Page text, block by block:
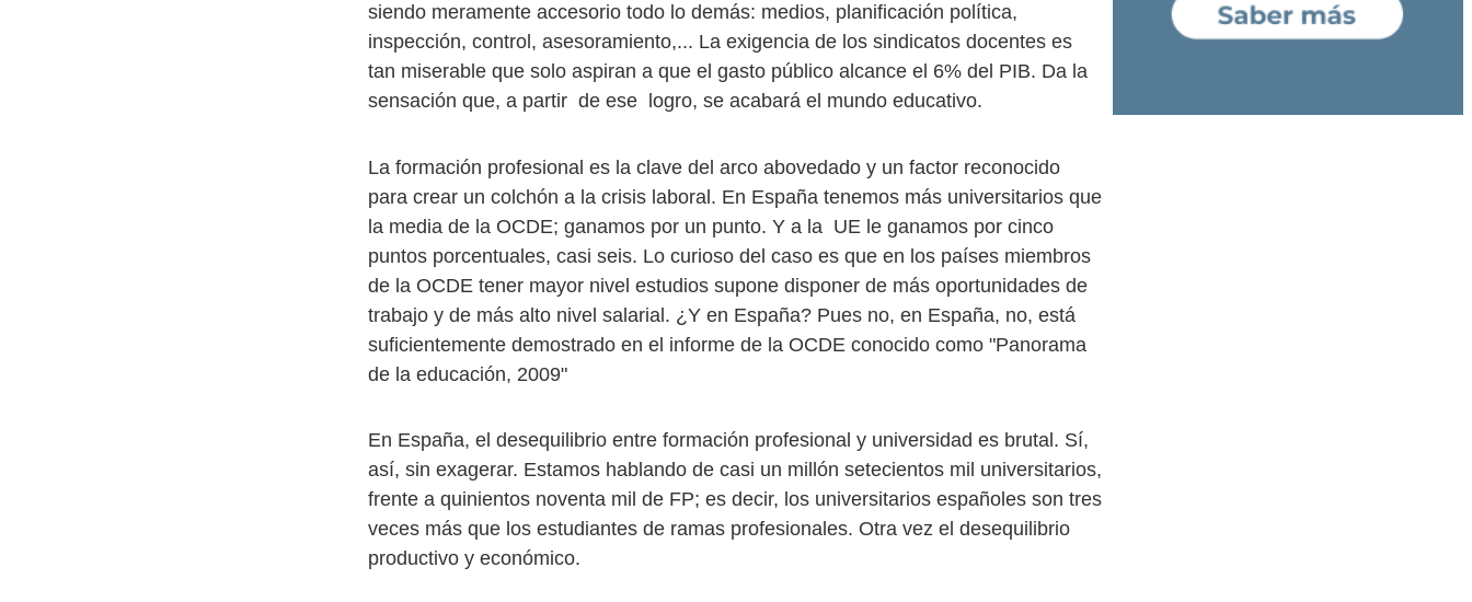
siendo meramente accesorio todo lo demás: medios, planificación política,
inspección, control, asesoramiento,... La exigencia de los sindicatos docentes es
tan miserable que solo aspiran a que el gasto público alcance el 6% del PIB. Da la
sensación que, a partir de ese logro, se acabará el mundo educativo.
La formación profesional es la clave del arco abovedado y un factor reconocido
para crear un colchón a la crisis laboral. En España tenemos más universitarios que
la media de la OCDE; ganamos por un punto. Y a la UE le ganamos por cinco
puntos porcentuales, casi seis. Lo curioso del caso es que en los países miembros
de la OCDE tener mayor nivel estudios supone disponer de más oportunidades de
trabajo y de más alto nivel salarial. ¿Y en España? Pues no, en España, no, está
suficientemente demostrado en el informe de la OCDE conocido como "Panorama
de la educación, 2009"
En España, el desequilibrio entre formación profesional y universidad es brutal. Sí,
así, sin exagerar. Estamos hablando de casi un millón setecientos mil universitarios,
frente a quinientos noventa mil de FP; es decir, los universitarios españoles son tres
veces más que los estudiantes de ramas profesionales. Otra vez el desequilibrio
productivo y económico.